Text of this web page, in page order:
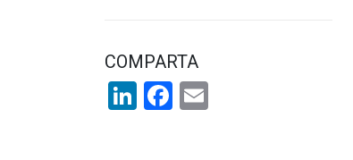
COMPARTA
LinkedIn
Facebook